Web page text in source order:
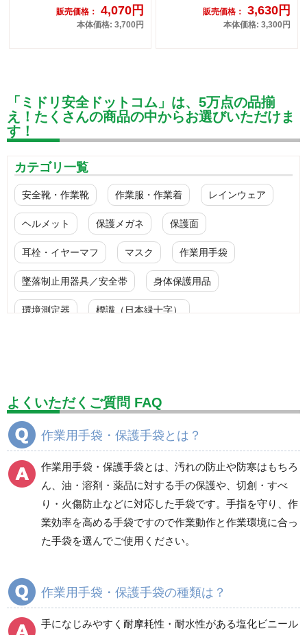
販売価格： 4,070円
本体価格: 3,700円
販売価格： 3,630円
本体価格: 3,300円
「ミドリ安全ドットコム」は、5万点の品揃
え！たくさんの商品の中からお選びいただけま
す！
カテゴリ一覧
安全靴・作業靴 作業服・作業着 レインウェア
ヘルメット 保護メガネ 保護面
耳栓・イヤーマフ マスク 作業用手袋
墜落制止用器具／安全帯 身体保護用品
環境測定器 標識（日本緑十字）
設備用品・作業補助用品 工事作業用品
分煙対策機器
電気保守用品 ワイパー クリーンルーム対策用品
防災グッズ（防災セット） 救急医療品
健康管理器具 季節商品 ウイルス対策用品
商品カテゴリ一覧
天然ゴム手袋 耐薬品・耐溶剤用手袋
よくいただくご質問 FAQ
作業用手袋・保護手袋とは？
作業用手袋・保護手袋とは、汚れの防止や防寒はもちろ
ん、油・溶剤・薬品に対する手の保護や、切創・すべ
り・火傷防止などに対応した手袋です。手指を守り、作
業効率を高める手袋ですので作業動作と作業環境に合っ
た手袋を選んでご使用ください。
作業用手袋・保護手袋の種類は？
手になじみやすく耐摩耗性・耐水性がある塩化ビニール